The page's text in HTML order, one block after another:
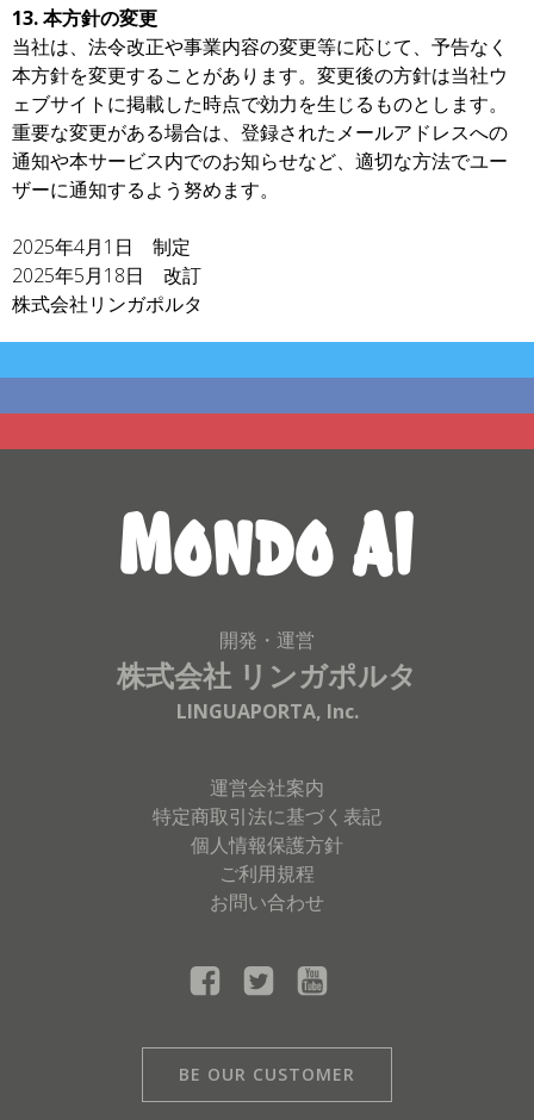
13. 本方針の変更
当社は、法令改正や事業内容の変更等に応じて、予告なく
本方針を変更することがあります。変更後の方針は当社ウ
ェブサイトに掲載した時点で効力を生じるものとします。
重要な変更がある場合は、登録されたメールアドレスへの
通知や本サービス内でのお知らせなど、適切な方法でユー
ザーに通知するよう努めます。
2025年4月1日 制定
2025年5月18日 改訂
株式会社リンガポルタ
開発・運営
株式会社 リンガポルタ
LINGUAPORTA, Inc.
運営会社案内
特定商取引法に基づく表記
個人情報保護方針
ご利用規程
お問い合わせ
BE OUR CUSTOMER